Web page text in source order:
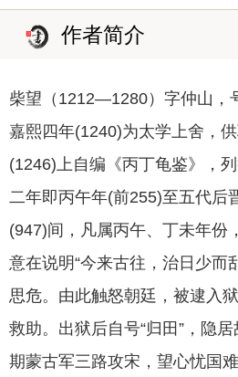
作者简介
柴望（1212—1280）字仲山，
嘉熙四年(1240)为太学上舍，
(1246)上自编《丙丁龟鉴》，
二年即丙午年(前255)至五代后
(947)间，凡属丙午、丁未年份
意在说明“今来古往，治日少而
思危。由此触怒朝廷，被逮入
救助。出狱后自号“归田”，隐
期蒙古军三路攻宋，望心忧国